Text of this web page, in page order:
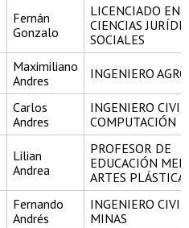
Fernán
Gonzalo
LICENCIADO EN
CIENCIAS
SOCIALES
Maximiliano
Andres
INGENIERO
Carlos
Andres
INGENIERO
COMPUTACIÓN
Lilian
Andrea
PROFESOR DE
EDUCACIÓN
ARTES
Fernando
Andrés
INGENIERO
MINAS